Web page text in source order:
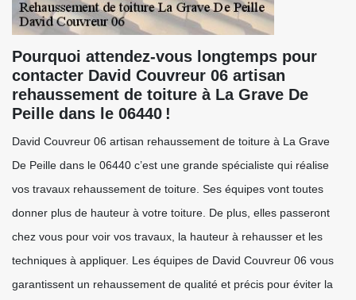
Pourquoi attendez-vous longtemps pour
contacter David Couvreur 06 artisan
rehaussement de toiture à La Grave De
Peille dans le 06440 !
David Couvreur 06 artisan rehaussement de toiture à La Grave
De Peille dans le 06440 c’est une grande spécialiste qui réalise
vos travaux rehaussement de toiture. Ses équipes vont toutes
donner plus de hauteur à votre toiture. De plus, elles passeront
chez vous pour voir vos travaux, la hauteur à rehausser et les
techniques à appliquer. Les équipes de David Couvreur 06 vous
garantissent un rehaussement de qualité et précis pour éviter la